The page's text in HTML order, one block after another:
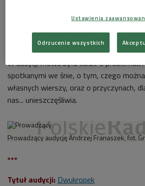
za coś negatywnego. Mi natomiast
wędrówki, diaspory... żydowskości -
Franaszka.
W audycji mowa była także o
spotkanymi we śnie, o tym, czego
własnych wierszy, oraz o przyczynach,
nas... unieszczęśliwia.
Prowadzący audycję Andrzej Franaszek, fot.
***
Tytuł audycji: Dwukropek
Ustawienia
Odrzucenie wszystkich